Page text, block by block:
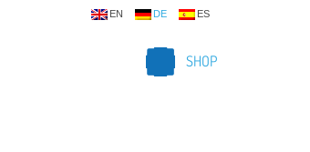
EN DE ES
SHOP